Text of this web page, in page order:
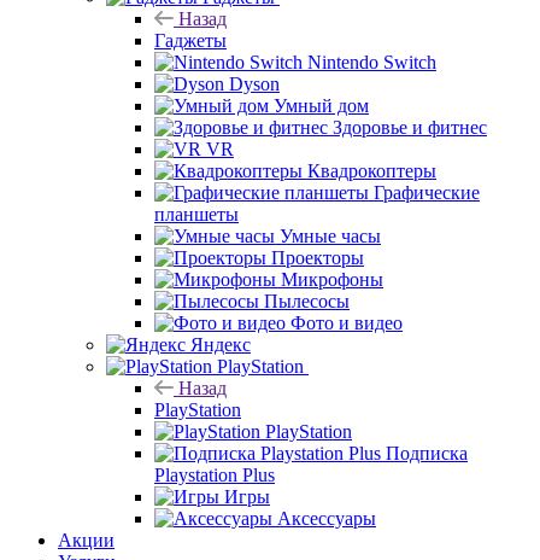
Назад
Гаджеты
Nintendo Switch
Dyson
Умный дом
Здоровье и фитнес
VR
Квадрокоптеры
Графические
планшеты
Умные часы
Проекторы
Микрофоны
Пылесосы
Фото и видео
Яндекс
PlayStation
Назад
PlayStation
PlayStation
Подписка
Playstation Plus
Игры
Аксессуары
Акции